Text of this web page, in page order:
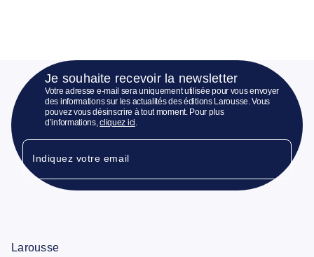
Je souhaite recevoir la newsletter
Votre adresse e-mail sera uniquement utilisée pour vous envoyer
des informations sur les actualités des éditions Larousse. Vous
pouvez vous désinscrire à tout moment. Pour plus
d’informations,cliquez ici
Indiquez votre email
Larousse